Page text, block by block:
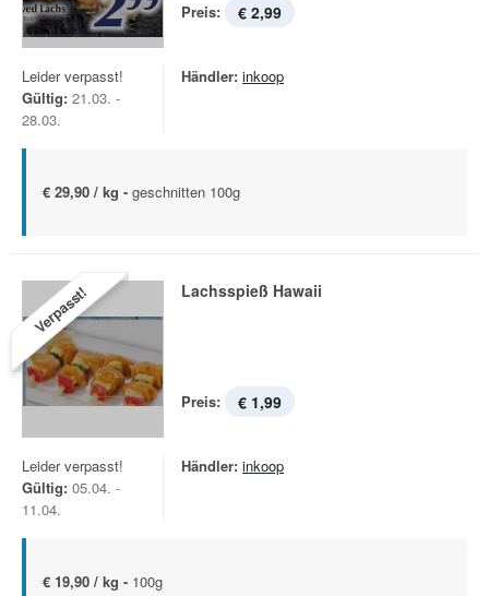
Preis: € 2,99
Leider verpasst!
Gültig: 21.03. -
28.03.
Händler: inkoop
€ 29,90 / kg - geschnitten 100g
Verpasst! Lachsspieß Hawaii
Preis: € 1,99
Leider verpasst!
Gültig: 05.04. -
11.04.
Händler: inkoop
€ 19,90 / kg - 100g